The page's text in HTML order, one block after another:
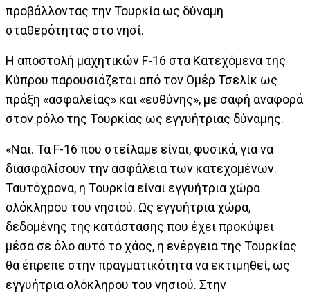
προβάλλοντας την Τουρκία ως δύναμη
σταθερότητας στο νησί.
Η αποστολή μαχητικών F-16 στα Κατεχόμενα της
Κύπρου παρουσιάζεται από τον Ομέρ Τσελίκ ως
πράξη «ασφαλείας» και «ευθύνης», με σαφή αναφορά
στον ρόλο της Τουρκίας ως εγγυήτριας δύναμης.
«Ναι. Τα F-16 που στείλαμε είναι, φυσικά, για να
διασφαλίσουν την ασφάλεια των κατεχομένων.
Ταυτόχρονα, η Τουρκία είναι εγγυήτρια χώρα
ολόκληρου του νησιού. Ως εγγυήτρια χώρα,
δεδομένης της κατάστασης που έχει προκύψει
μέσα σε όλο αυτό το χάος, η ενέργεια της Τουρκίας
θα έπρεπε στην πραγματικότητα να εκτιμηθεί, ως
εγγυήτρια ολόκληρου του νησιού. Στην